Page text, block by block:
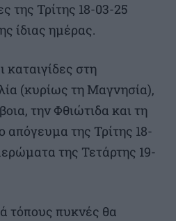
της Τρίτης 18-03-25
ίδιας ημέρας.
καταιγίδες στη
(κυρίως τη Μαγνησία),
την Φθιώτιδα και τη
απόγευμα της Τρίτης 18-
της Τετάρτης 19-
τόπους πυκνές θα